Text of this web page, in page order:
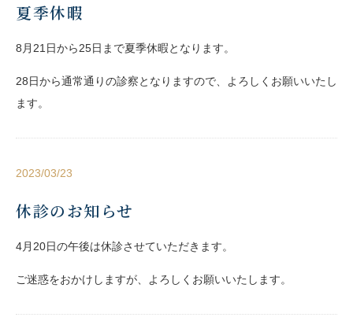
夏季休暇
8月21日から25日まで夏季休暇となります。
28日から通常通りの診察となりますので、よろしくお願いいたし
ます。
2023/03/23
休診のお知らせ
4月20日の午後は休診させていただきます。
ご迷惑をおかけしますが、よろしくお願いいたします。